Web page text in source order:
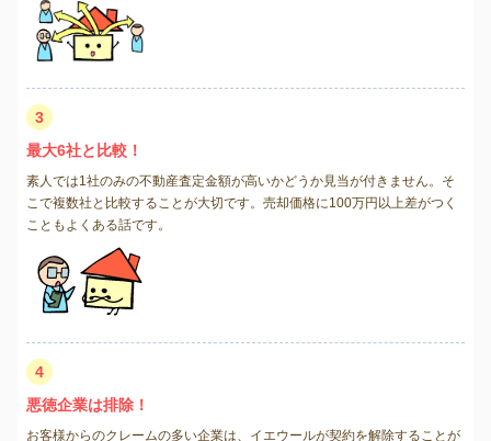
3
最大6社と比較！
素人では1社のみの不動産査定金額が高いかどうか見当が付きません。そ
こで複数社と比較することが大切です。売却価格に100万円以上差がつく
こともよくある話です。
4
悪徳企業は排除！
お客様からのクレームの多い企業は、イエウールが契約を解除することが